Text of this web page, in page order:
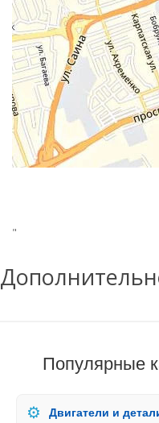
"
Популярные
⚙️ Двигатели и